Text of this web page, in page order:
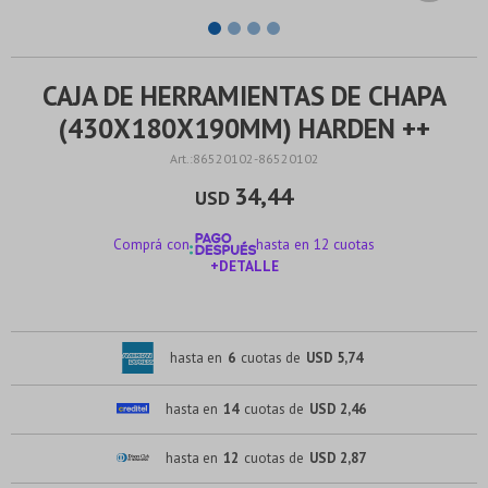
CAJA DE HERRAMIENTAS DE CHAPA
(430X180X190MM) HARDEN ++
86520102-86520102
USD 34,44
Comprá con
hasta en 12 cuotas
+DETALLE
hasta en 6 cuotas de USD 5,74
hasta en 14 cuotas de USD 2,46
hasta en 12 cuotas de USD 2,87